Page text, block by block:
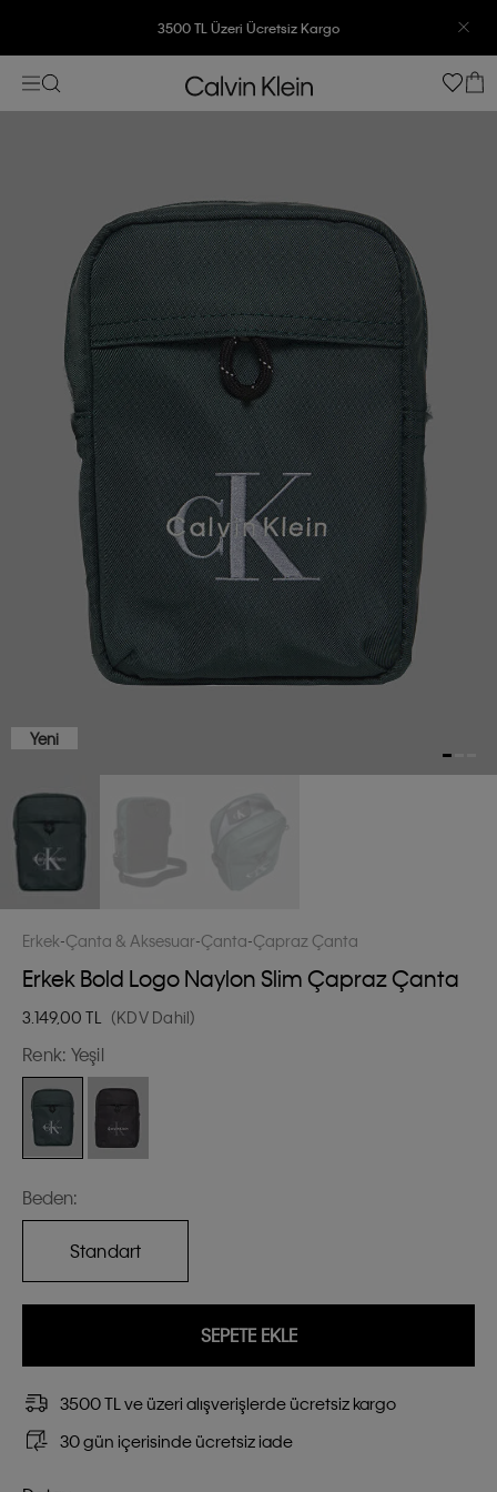
3500 TL Üzeri Ücretsiz Kargo
7500 TL Ve Üzeri Alışverişlerinizde 6 Taksit İmkanı
Yeni
Erkek Çanta & Aksesuar Çanta Çapraz Çanta
Erkek Bold Logo Naylon Slim Çapraz Çanta
3.149,00 TL (KDV Dahil)
Renk: Yeşil
Beden:
Standart
SEPETE EKLE
3500 TL ve üzeri alışverişlerde ücretsiz kargo
30 gün içerisinde ücretsiz iade